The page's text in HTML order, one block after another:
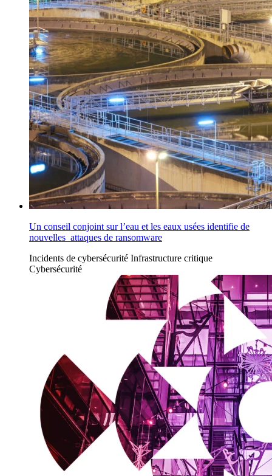
Un conseil conjoint sur l’eau et les eaux usées identifie de
nouvelles attaques de ransomware
Incidents de cybersécurité Infrastructure critique
Cybersécurité